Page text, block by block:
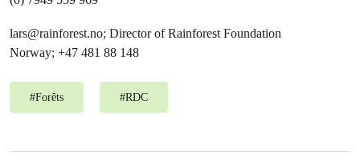
lars@rainforest.no; Director of Rainforest Foundation
Norway; +47 481 88 148
#Forêts #RDC